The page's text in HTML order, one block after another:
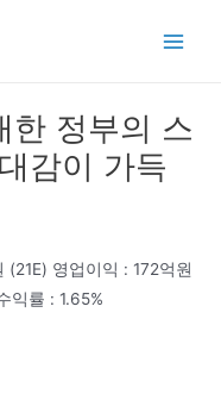
한 정부의 스
감이 가득
영업이익 : 172억원
익률 : 1.65%